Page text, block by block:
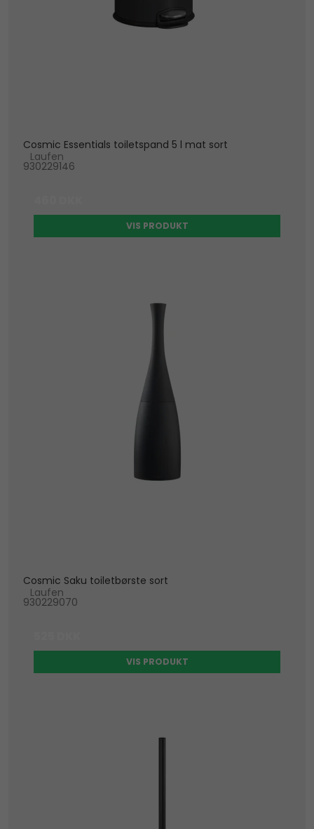
Cosmic Essentials toiletspand 5 l mat sort
Laufen
930229146
VIS PRODUKT
Cosmic Saku toiletbørste sort
Laufen
930229070
VIS PRODUKT